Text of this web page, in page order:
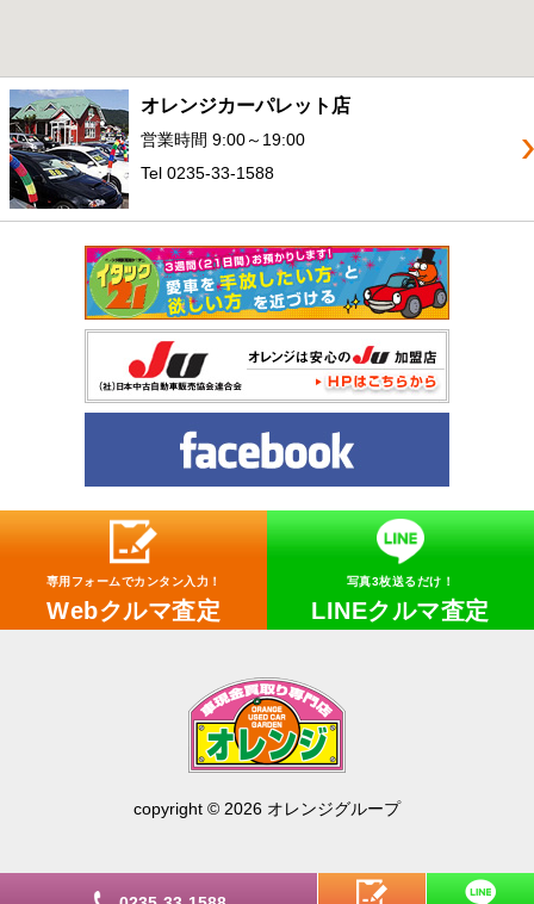
オレンジカーパレット店
営業時間 9:00～19:00
Tel 0235-33-1588
専用フォームでカンタン入力！
Webクルマ査定
写真3枚送るだけ！
LINEクルマ査定
copyright © 2026 オレンジグループ